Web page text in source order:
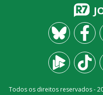
Todos os direitos reservados -